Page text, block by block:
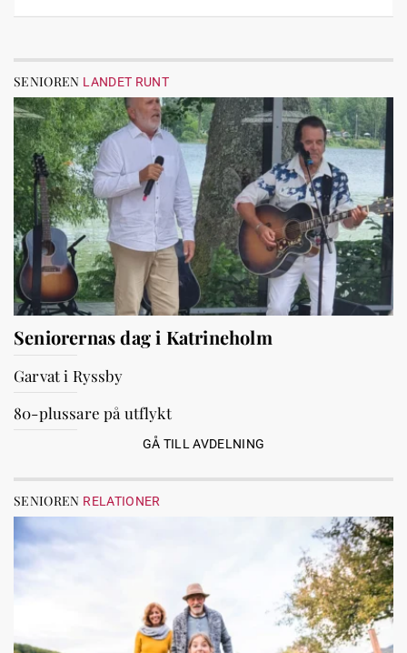
SENIOREN LANDET RUNT
Seniorernas dag i Katrineholm
Garvat i Ryssby
80-plussare på utflykt
GÅ TILL AVDELNING
SENIOREN RELATIONER